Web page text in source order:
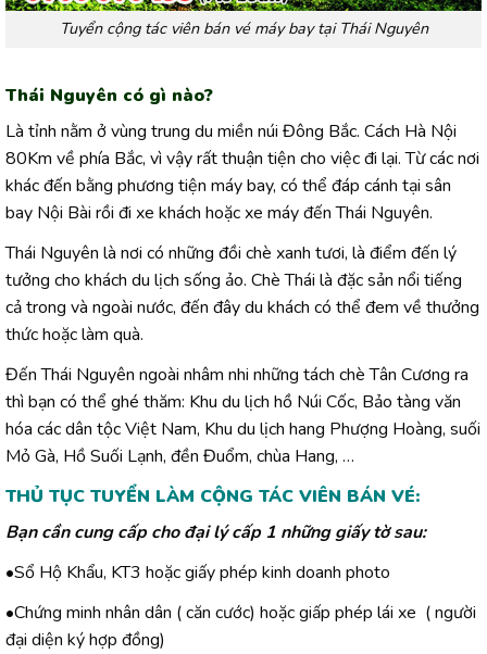
Tuyển cộng tác viên bán vé máy bay tại Thái Nguyên
Thái Nguyên có gì nào?
Là tỉnh nằm ở vùng trung du miền núi Đông Bắc. Cách Hà Nội
80Km về phía Bắc, vì vậy rất thuận tiện cho việc đi lại. Từ các nơi
khác đến bằng phương tiện máy bay, có thể đáp cánh tại sân
bay Nội Bài rồi đi xe khách hoặc xe máy đến Thái Nguyên.
Thái Nguyên là nơi có những đồi chè xanh tươi, là điểm đến lý
tưởng cho khách du lịch sống ảo. Chè Thái là đặc sản nổi tiếng
cả trong và ngoài nước, đến đây du khách có thể đem về thưởng
thức hoặc làm quà.
Đến Thái Nguyên ngoài nhâm nhi những tách chè Tân Cương ra
thì bạn có thể ghé thăm: Khu du lịch hồ Núi Cốc, Bảo tàng văn
hóa các dân tộc Việt Nam, Khu du lịch hang Phượng Hoàng, suối
Mỏ Gà, Hồ Suối Lạnh, đền Đuổm, chùa Hang, …
THỦ TỤC TUYỂN LÀM CỘNG TÁC VIÊN BÁN VÉ:
Bạn cần cung cấp cho đại lý cấp 1 những giấy tờ sau:
•Sổ Hộ Khẩu, KT3 hoặc giấy phép kinh doanh photo
•Chứng minh nhân dân ( căn cước) hoặc giấp phép lái xe ( người
đại diện ký hợp đồng)